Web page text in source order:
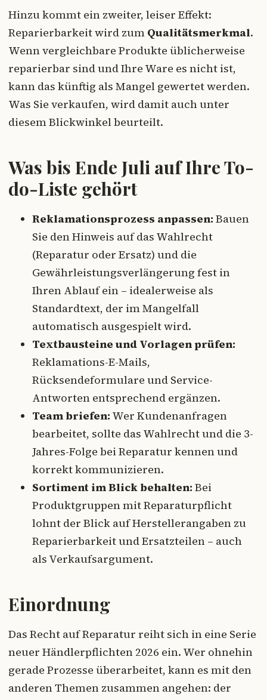
Hinzu kommt ein zweiter, leiser Effekt:
Reparierbarkeit wird zum Qualitätsmerkmal.
Wenn vergleichbare Produkte üblicherweise
reparierbar sind und Ihre Ware es nicht ist,
kann das künftig als Mangel gewertet werden.
Was Sie verkaufen, wird damit auch unter
diesem Blickwinkel beurteilt.
Was bis Ende Juli auf Ihre To-
do-Liste gehört
Reklamationsprozess anpassen: Bauen
Sie den Hinweis auf das Wahlrecht
(Reparatur oder Ersatz) und die
Gewährleistungsverlängerung fest in
Ihren Ablauf ein – idealerweise als
Standardtext, der im Mangelfall
automatisch ausgespielt wird.
Textbausteine und Vorlagen prüfen:
Reklamations-E-Mails,
Rücksendeformulare und Service-
Antworten entsprechend ergänzen.
Team briefen: Wer Kundenanfragen
bearbeitet, sollte das Wahlrecht und die 3-
Jahres-Folge bei Reparatur kennen und
korrekt kommunizieren.
Sortiment im Blick behalten: Bei
Produktgruppen mit Reparaturpflicht
lohnt der Blick auf Herstellerangaben zu
Reparierbarkeit und Ersatzteilen – auch
als Verkaufsargument.
Einordnung
Das Recht auf Reparatur reiht sich in eine Serie
neuer Händlerpflichten 2026 ein. Wer ohnehin
gerade Prozesse überarbeitet, kann es mit den
anderen Themen zusammen angehen: der